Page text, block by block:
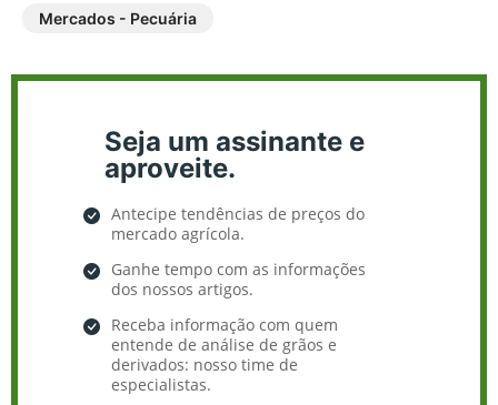
Mercados - Pecuária
Seja um assinante e
aproveite.
Antecipe tendências de preços do
mercado agrícola.
Ganhe tempo com as informações
dos nossos artigos.
Receba informação com quem
entende de análise de grãos e
derivados: nosso time de
especialistas.